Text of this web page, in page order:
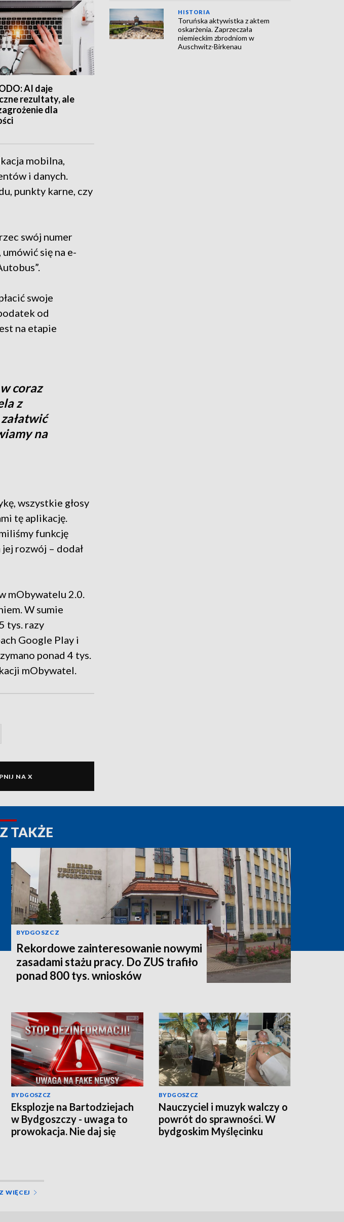
AI daje
rezultaty, ale
dla
mobilna,
i danych.
punkty karne, czy
swój numer
się na e-
swoje
od
na etapie
coraz
z
na
wszystkie głosy
tę aplikację.
funkcję
jej rozwój – dodał
mObywatelu 2.0.
W sumie
tys. razy
Google Play i
ponad 4 tys.
mObywatel.
NA X
HISTORIA
Toruńska aktywistka z aktem
oskarżenia. Zaprzeczała
niemieckim zbrodniom w
Auschwitz-Birkenau
TAKŻE
BYDGOSZCZ
Rekordowe zainteresowanie nowymi
zasadami stażu pracy. Do ZUS trafiło
ponad 800 tys. wniosków
BYDGOSZCZ
Eksplozje na Bartodziejach
w Bydgoszczy - uwaga to
prowokacja. Nie daj się
BYDGOSZCZ
Nauczyciel i muzyk walczy o
powrót do sprawności. W
bydgoskim Myślęcinku
WIĘCEJ